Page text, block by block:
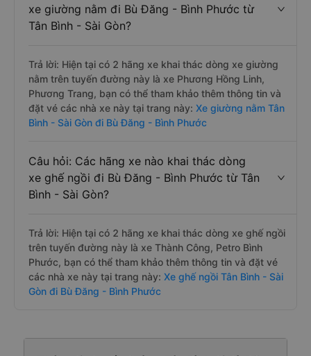
xe giường nằm đi Bù Đăng - Bình Phước từ
Tân Bình - Sài Gòn?
Trả lời: Hiện tại có 2 hãng xe khai thác dòng xe giường
nằm trên tuyến đường này là xe Phương Hồng Linh,
Phương Trang, bạn có thể tham khảo thêm thông tin và
đặt vé các nhà xe này tại trang này: Xe giường nằm Tân
Bình - Sài Gòn đi Bù Đăng - Bình Phước
Câu hỏi: Các hãng xe nào khai thác dòng
xe ghế ngồi đi Bù Đăng - Bình Phước từ Tân
Bình - Sài Gòn?
Trả lời: Hiện tại có 2 hãng xe khai thác dòng xe ghế ngồi
trên tuyến đường này là xe Thành Công, Petro Bình
Phước, bạn có thể tham khảo thêm thông tin và đặt vé
các nhà xe này tại trang này: Xe ghế ngồi Tân Bình - Sài
Gòn đi Bù Đăng - Bình Phước